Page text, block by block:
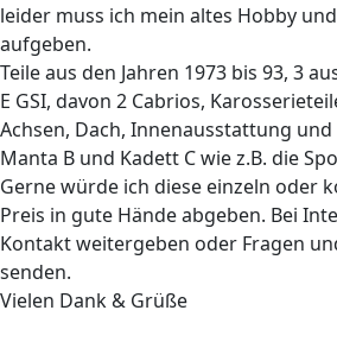
leider muss ich mein altes Hobby
aufgeben.
Teile aus den Jahren 1973 bis 93, 3
E GSI, davon 2 Cabrios,
Achsen, Dach, Innenausstattung
Manta B und Kadett C wie z.B. die
Gerne würde ich diese einzeln oder
Preis in gute Hände abgeben. Bei
Kontakt weitergeben oder Fragen
senden.
Vielen Dank & Grüße